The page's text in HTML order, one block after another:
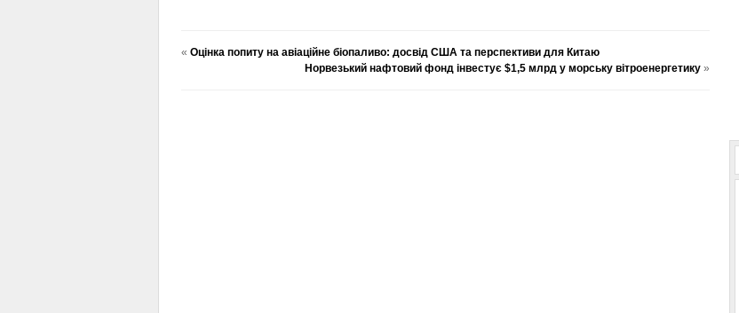
« Оцінка попиту на авіаційне біопаливо: досвід США та перспективи для Китаю
Норвезький нафтовий фонд інвестує $1,5 млрд у морську вітроенергетику»